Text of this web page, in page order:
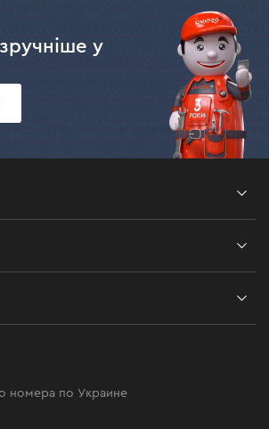
у
вопросы
номера по Украине